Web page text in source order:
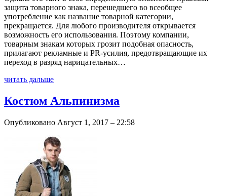
защита товарного знака, перешедшего во всеобщее
употребление как название товарной категории,
прекращается. Для любого производителя открывается
возможность его использования. Поэтому компании,
товарным знакам которых грозит подобная опасность,
прилагают рекламные и PR-усилия, предотвращающие их
переход в разряд нарицательных…
читать дальше
Костюм Альпинизма
Опубликовано Август 1, 2017 – 22:58